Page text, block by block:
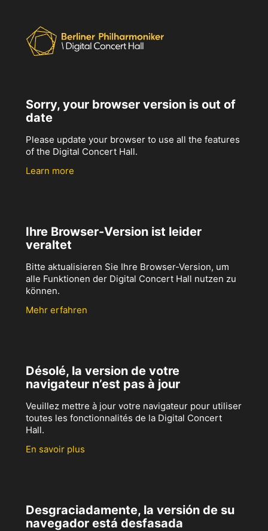
Sorry, your browser version is out of
date
Please update your browser to use all the features
of the Digital Concert Hall.
Learn more
Ihre Browser-Version ist leider
veraltet
Bitte aktualisieren Sie Ihre Browser-Version, um
alle Funktionen der Digital Concert Hall nutzen zu
können.
Mehr erfahren
Désolé, la version de votre
navigateur n’est pas à jour
Veuillez mettre à jour votre navigateur pour utiliser
toutes les fonctionnalités de la Digital Concert
Hall.
En savoir plus
Desgraciadamente, la versión de su
navegador está desfasada